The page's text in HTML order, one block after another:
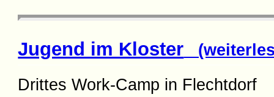
Jugend im Kloster
Drittes Work-Camp in Flechtdorf